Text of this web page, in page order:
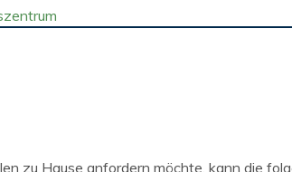
zu Hause anfordern möchte, kann die